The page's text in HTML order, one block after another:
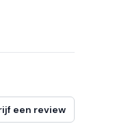
een review